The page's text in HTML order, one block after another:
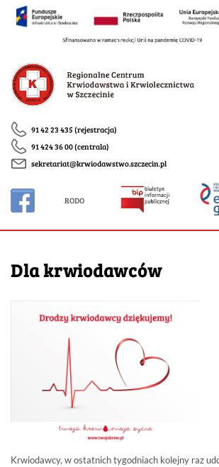
91 42 23 435 (rejestracja)
91 424 36 00 (centrala)
sekretariat@krwiodawstwo.szczecin.pl
RODO
Dla krwiodawców
Krwiodawcy, w ostatnich tygodniach kolejny raz